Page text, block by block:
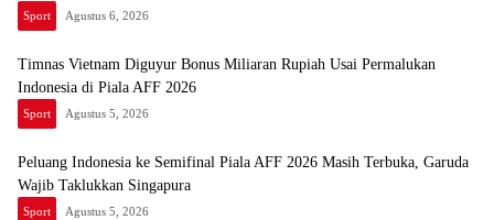
Sport Agustus 6, 2026
Timnas Vietnam Diguyur Bonus Miliaran Rupiah Usai Permalukan
Indonesia di Piala AFF 2026
Sport Agustus 5, 2026
Peluang Indonesia ke Semifinal Piala AFF 2026 Masih Terbuka, Garuda
Wajib Taklukkan Singapura
Sport Agustus 5, 2026